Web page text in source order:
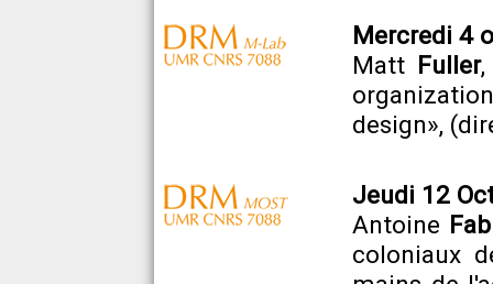
Mercredi 4
Matt Fuller
design»,
Jeudi 12
Antoine
coloniaux